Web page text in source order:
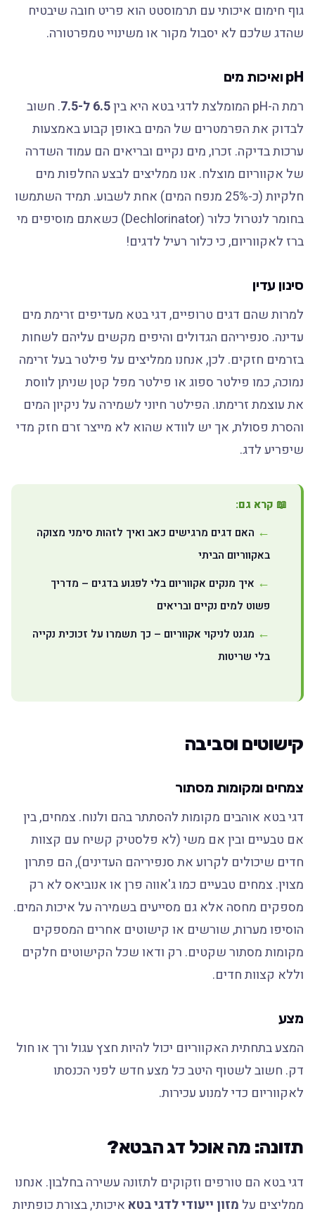
גוף חימום איכותי עם תרמוסטט הוא פריט חובה שיבטיח
שהדג שלכם לא יסבול מקור או משינויי טמפרטורה.
pH ואיכות מים
רמת ה-pH המומלצת לדגי בטא היא בין 6.5 ל-7.5
. חשוב
לבדוק את הפרמטרים של המים באופן קבוע באמצעות
ערכות בדיקה. זכרו, מים נקיים ובריאים הם עמוד השדרה
של אקווריום מוצלח. אנו ממליצים לבצע החלפות מים
חלקיות (כ-25% מנפח המים) אחת לשבוע. תמיד השתמשו
בחומר לנטרול כלור (Dechlorinator) כשאתם מוסיפים מי
ברז לאקווריום, כי כלור רעיל לדגים!
סינון עדין
למרות שהם דגים טרופיים, דגי בטא מעדיפים זרימת מים
עדינה. סנפיריהם הגדולים והיפים מקשים עליהם לשחות
בזרמים חזקים. לכן, אנחנו ממליצים על פילטר בעל זרימה
נמוכה, כמו פילטר ספוג או פילטר מפל קטן שניתן לווסת
את עוצמת זרימתו. הפילטר חיוני לשמירה על ניקיון המים
והסרת פסולת, אך יש לוודא שהוא לא מייצר זרם חזק מדי
שיפריע לדג.
📖 קרא גם:
האם דגים מרגישים כאב ואיך לזהות סימני מצוקה
באקווריום הביתי
איך מנקים אקווריום בלי לפגוע בדגים – מדריך
פשוט למים נקיים ובריאים
מגנט לניקוי אקווריום – כך תשמרו על זכוכית נקייה
בלי שריטות
קישוטים וסביבה
צמחים ומקומות מסתור
דגי בטא אוהבים מקומות להסתתר בהם ולנוח. צמחים, בין
אם טבעיים ובין אם משי (לא פלסטיק קשיח עם קצוות
חדים שיכולים לקרוע את סנפיריהם העדינים), הם פתרון
מצוין. צמחים טבעיים כמו ג'אווה פרן או אנוביאס לא רק
מספקים מחסה אלא גם מסייעים בשמירה על איכות המים.
הוסיפו מערות, שורשים או קישוטים אחרים המספקים
מקומות מסתור שקטים. רק ודאו שכל הקישוטים חלקים
וללא קצוות חדים.
מצע
המצע בתחתית האקווריום יכול להיות חצץ עגול ורך או חול
דק. חשוב לשטוף היטב כל מצע חדש לפני הכנסתו
לאקווריום כדי למנוע עכירות.
תזונה: מה אוכל דג הבטא?
דגי בטא הם טורפים וזקוקים לתזונה עשירה בחלבון. אנחנו
ממליצים עלמזון ייעודי לדגי בטאאיכותי, בצורת כופתיות